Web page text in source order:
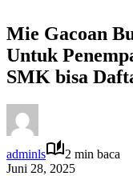
Mie Gacoan
Untuk
SMK bisa
adminls
2 min baca
Juni 28, 2025